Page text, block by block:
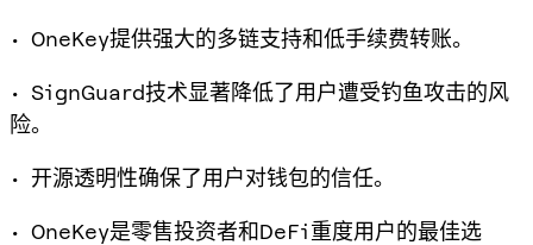
• OneKey提供强大的多链支持和低手续费转账。
• SignGuard技术显著降低了用户遭受钓鱼攻击的风
险。
• 开源透明性确保了用户对钱包的信任。
• OneKey是零售投资者和DeFi重度用户的最佳选